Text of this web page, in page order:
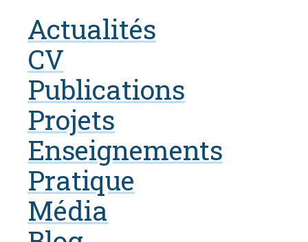
Actualités
CV
Publications
Projets
Enseignements
Pratique
Média